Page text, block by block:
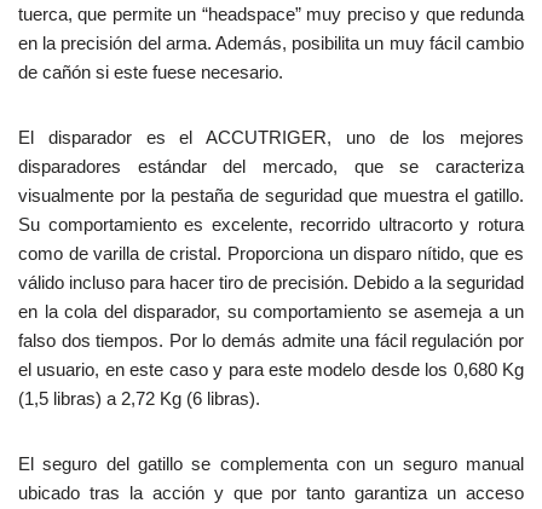
tuerca, que permite un “headspace” muy preciso y que redunda
en la precisión del arma. Además, posibilita un muy fácil cambio
de cañón si este fuese necesario.
El disparador es el ACCUTRIGER, uno de los mejores
disparadores estándar del mercado, que se caracteriza
visualmente por la pestaña de seguridad que muestra el gatillo.
Su comportamiento es excelente, recorrido ultracorto y rotura
como de varilla de cristal. Proporciona un disparo nítido, que es
válido incluso para hacer tiro de precisión. Debido a la seguridad
en la cola del disparador, su comportamiento se asemeja a un
falso dos tiempos. Por lo demás admite una fácil regulación por
el usuario, en este caso y para este modelo desde los 0,680 Kg
(1,5 libras) a 2,72 Kg (6 libras).
El seguro del gatillo se complementa con un seguro manual
ubicado tras la acción y que por tanto garantiza un acceso